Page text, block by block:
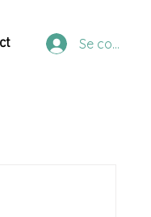
Se connecter